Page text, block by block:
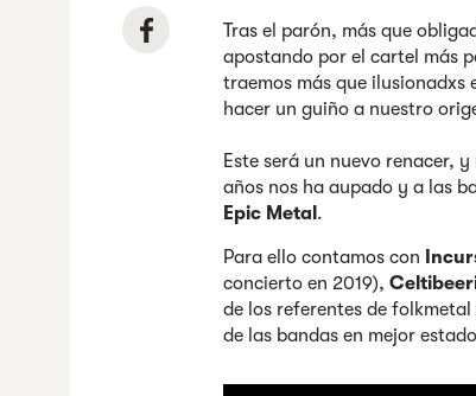
Tras el parón, más que
apostando por el cartel más
traemos más que ilusionadxs
hacer un guiño a nuestro
Este será un nuevo renacer,
años nos ha aupado y a las
Epic Metal .
Para ello contamos con
concierto en 2019),
de los referentes de
de las bandas en mejor